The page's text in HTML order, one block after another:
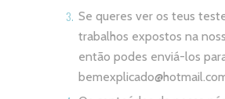
Se queres ver os teus
trabalhos expostos na
então podes enviá-los